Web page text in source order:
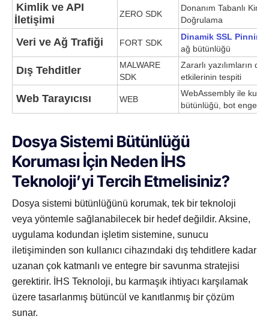
Kimlik ve API
İletişimi
ZERO SDK
Donanım Tabanlı
Doğrulama
Veri ve Ağ Trafiği FORT SDK
Dinamik SSL Pinning
ağ bütünlüğü
Dış Tehditler
MALWARE
SDK
Zararlı yazılımların
etkilerinin tespiti
Web Tarayıcısı WEB
WebAssembly ile
bütünlüğü, bot
Dosya Sistemi Bütünlüğü
Koruması İçin Neden İHS
Teknoloji’yi Tercih Etmelisiniz?
Dosya sistemi bütünlüğünü korumak, tek bir teknoloji
veya yöntemle sağlanabilecek bir hedef değildir. Aksine,
uygulama kodundan işletim sistemine, sunucu
iletişiminden son kullanıcı cihazındaki dış tehditlere kadar
uzanan çok katmanlı ve entegre bir savunma stratejisi
gerektirir. İHS Teknoloji, bu karmaşık ihtiyacı karşılamak
üzere tasarlanmış bütüncül ve kanıtlanmış bir çözüm
sunar.